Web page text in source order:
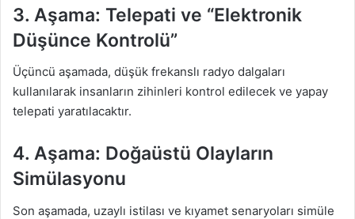
3. Aşama: Telepati ve “Elektronik
Düşünce Kontrolü”
Üçüncü aşamada, düşük frekanslı radyo dalgaları
kullanılarak insanların zihinleri kontrol edilecek ve yapay
telepati yaratılacaktır.
4. Aşama: Doğaüstü Olayların
Simülasyonu
Son aşamada, uzaylı istilası ve kıyamet senaryoları simüle